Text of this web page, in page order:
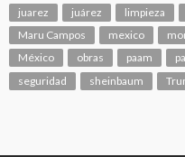
juarez
juárez limpieza
Maru Campos
mexico
México
obras paam
seguridad
sheinbaum